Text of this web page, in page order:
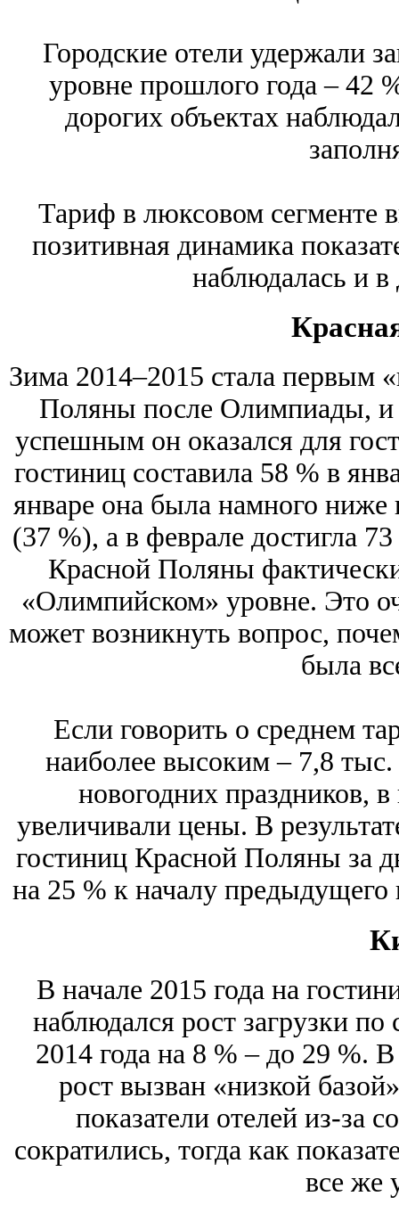
Городские отели удержали
уровне прошлого года – 42
дорогих объектах
Тариф в люксовом сегменте
позитивная динамика
наблюдалась и в
Зима 2014–2015 стала первым
Поляны после Олимпиады, и
успешным он оказался для
гостиниц составила 58 % в
январе она была намного
(37 %), а в феврале достигла
Красной Поляны
«Олимпийском» уровне. Это
может возникнуть вопрос,
была
Если говорить о среднем
наиболее высоким – 7,8 тыс.
новогодних праздников,
увеличивали цены. В
гостиниц Красной Поляны за
на 25 % к началу предыдущего
В начале 2015 года на
наблюдался рост загрузки
2014 года на 8 % – до 29 %.
рост вызван «низкой
показатели отелей из-за
сократились, тогда как
все же